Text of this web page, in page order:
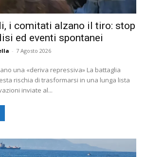
i comitati alzano il tiro: stop
ed eventi spontanei
- 7 Agosto 2026
una «deriva repressiva» La battaglia
rischia di trasformarsi in una lunga lista
inviate al...